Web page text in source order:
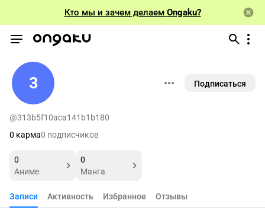
Кто мы и зачем делаем Ongaku?
3 Подписаться
@313b5f10aca141b1b180
0 карма0 подписчиков
0
Аниме
0
Манга
Записи Активность Избранное Отзывы